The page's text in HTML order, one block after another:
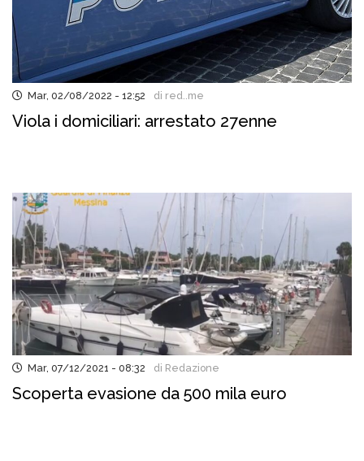
Mar, 02/08/2022 - 12:52 di red..me
Viola i domiciliari: arrestato 27enne
Mar, 07/12/2021 - 08:32 di Redazione
Scoperta evasione da 500 mila euro